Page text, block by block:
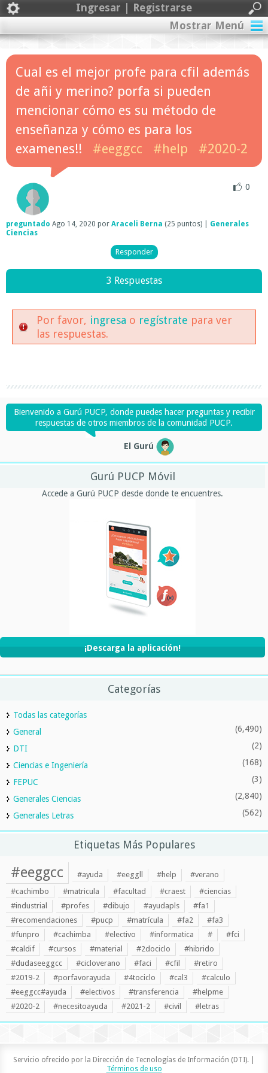
Ingresar | Registrarse
Mostrar Menú
Cual es el mejor profe para cfil además
de añi y merino? porfa si pueden
mencionar cómo es su método de
enseñanza y cómo es para los
examenes!!
#eeggcc #help #2020-2
0
preguntado Ago 14, 2020 por Araceli Berna (25 puntos)
Generales
Ciencias
3 Respuestas
Por favor, ingresa o regístrate para ver
las respuestas.
Bienvenido a Gurú PUCP, donde puedes hacer preguntas y recibir
respuestas de otros miembros de la comunidad PUCP.
El Gurú
Gurú PUCP Móvil
Accede a Gurú PUCP desde donde te encuentres.
¡Descarga la aplicación!
Categorías
Todas las categorías
General
(6,490)
DTI (2)
Ciencias e Ingeniería (168)
FEPUC (3)
Generales Ciencias (2,840)
Generales Letras (562)
Etiquetas Más Populares
#eeggcc #ayuda #eeggll #help
#verano
#cachimbo
#matricula #facultad #craest
#ciencias
#industrial
#profes #dibujo #ayudapls
#fa1
#recomendaciones
#pucp #matrícula #fa2
#fa3
#funpro
#cachimba #electivo #informatica #
#fci
#caldif
#cursos #material #2dociclo
#hibrido
#dudaseeggcc
#cicloverano #faci #cfil
#retiro
#2019-2
#porfavorayuda #4tociclo #cal3
#calculo
#eeggcc#ayuda
#electivos #transferencia
#helpme
#2020-2
#necesitoayuda #2021-2 #civil #letras
Servicio ofrecido por la Dirección de Tecnologías de Información (DTI). |
Términos de uso